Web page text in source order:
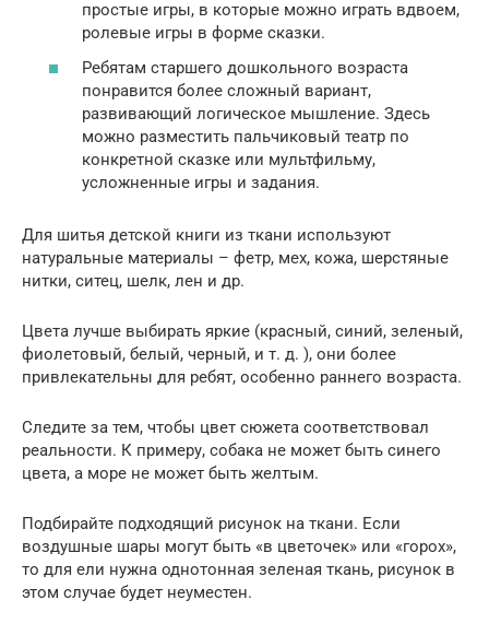
простые игры, в которые можно играть вдвоем,
ролевые игры в форме сказки.
Ребятам старшего дошкольного возраста
понравится более сложный вариант,
развивающий логическое мышление. Здесь
можно разместить пальчиковый театр по
конкретной сказке или мультфильму,
усложненные игры и задания.
Для шитья детской книги из ткани используют
натуральные материалы – фетр, мех, кожа, шерстяные
нитки, ситец, шелк, лен и др.
Цвета лучше выбирать яркие (красный, синий, зеленый,
фиолетовый, белый, черный, и т. д. ), они более
привлекательны для ребят, особенно раннего возраста.
Следите за тем, чтобы цвет сюжета соответствовал
реальности. К примеру, собака не может быть синего
цвета, а море не может быть желтым.
Подбирайте подходящий рисунок на ткани. Если
воздушные шары могут быть «в цветочек» или «горох»,
то для ели нужна однотонная зеленая ткань, рисунок в
этом случае будет неуместен.